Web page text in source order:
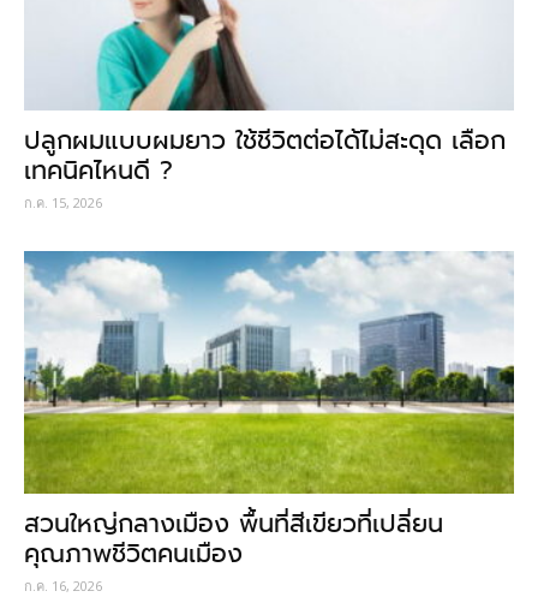
ปลูกผมแบบผมยาว ใช้ชีวิตต่อได้ไม่สะดุด เลือก
เทคนิคไหนดี ?
ก.ค. 15, 2026
สวนใหญ่กลางเมือง พื้นที่สีเขียวที่เปลี่ยน
คุณภาพชีวิตคนเมือง
ก.ค. 16, 2026